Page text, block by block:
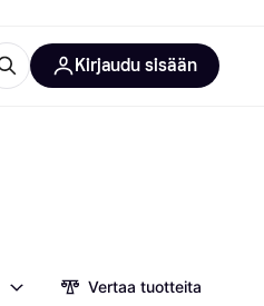
Kirjaudu sisään
Vertaa tuotteita